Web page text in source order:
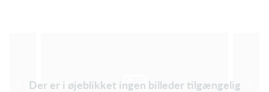
Der er i øjeblikket ingen billeder tilgængelig